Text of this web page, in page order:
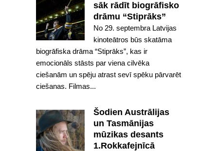
sāk rādīt biogrāfisko
drāmu “Stiprāks”
No 29. septembra Latvijas
kinoteātros būs skatāma
biogrāfiska drāma “Stiprāks”, kas ir
emocionāls stāsts par viena cilvēka
ciešanām un spēju atrast sevī spēku pārvarēt
ciešanas. Filmas...
Šodien Austrālijas
un Tasmānijas
mūzikas desants
1.Rokkafejnīcā